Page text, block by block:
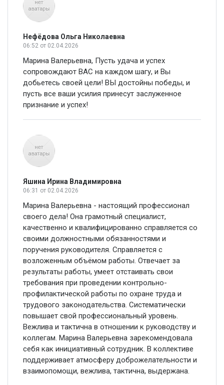
Нефёдова Ольга Николаевна
06:52 от 02.04.2026
Марина Валерьевна, Пусть удача и успех
сопровождают ВАС на каждом шагу, и Вы
добьетесь своей цели! ВЫ достойны победы, и
пусть все ваши усилия принесут заслуженное
признание и успех!
Яшина Ирина Владимировна
06:31 от 02.04.2026
Марина Валерьевна - настоящий профессионал
своего дела! Она грамотный специалист,
качественно и квалифицированно справляется со
своими должностными обязанностями и
поручения руководителя. Справляется с
возложенным объёмом работы. Отвечает за
результаты работы, умеет отстаивать свои
требования при проведении контрольно-
профилактической работы по охране труда и
трудового законодательства. Систематически
повышает свой профессиональный уровень.
Вежлива и тактична в отношении к руководству и
коллегам. Марина Валерьевна зарекомендовала
себя как инициативный сотрудник. В коллективе
поддерживает атмосферу доброжелательности и
взаимопомощи, вежлива, тактична, выдержана.